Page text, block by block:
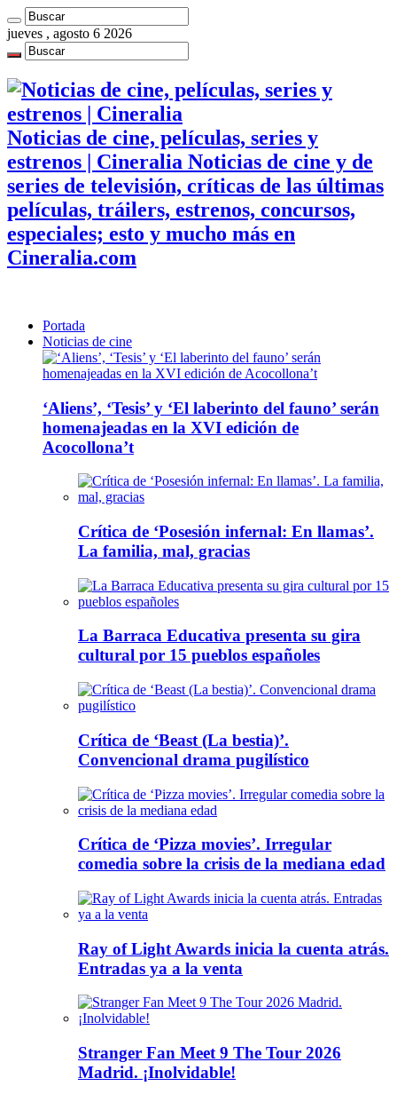
jueves , agosto 6 2026
Noticias de cine, películas, series y
estrenos | Cineralia Noticias de cine y de
series de televisión, críticas de las últimas
películas, tráilers, estrenos, concursos,
especiales; esto y mucho más en
Cineralia.com
Portada
Noticias de cine
‘Aliens’, ‘Tesis’ y ‘El laberinto del fauno’ serán
homenajeadas en la XVI edición de
Acocollona’t
Crítica de ‘Posesión infernal: En llamas’.
La familia, mal, gracias
La Barraca Educativa presenta su gira
cultural por 15 pueblos españoles
Crítica de ‘Beast (La bestia)’.
Convencional drama pugilístico
Crítica de ‘Pizza movies’. Irregular
comedia sobre la crisis de la mediana edad
Ray of Light Awards inicia la cuenta atrás.
Entradas ya a la venta
Stranger Fan Meet 9 The Tour 2026
Madrid. ¡Inolvidable!